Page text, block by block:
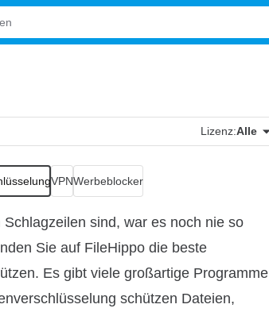
Lizenz:Alle
VPNWerbeblocker
sind, war es noch nie so
Sie auf FileHippo die beste
Es gibt viele großartige Programme
schützen Dateien,